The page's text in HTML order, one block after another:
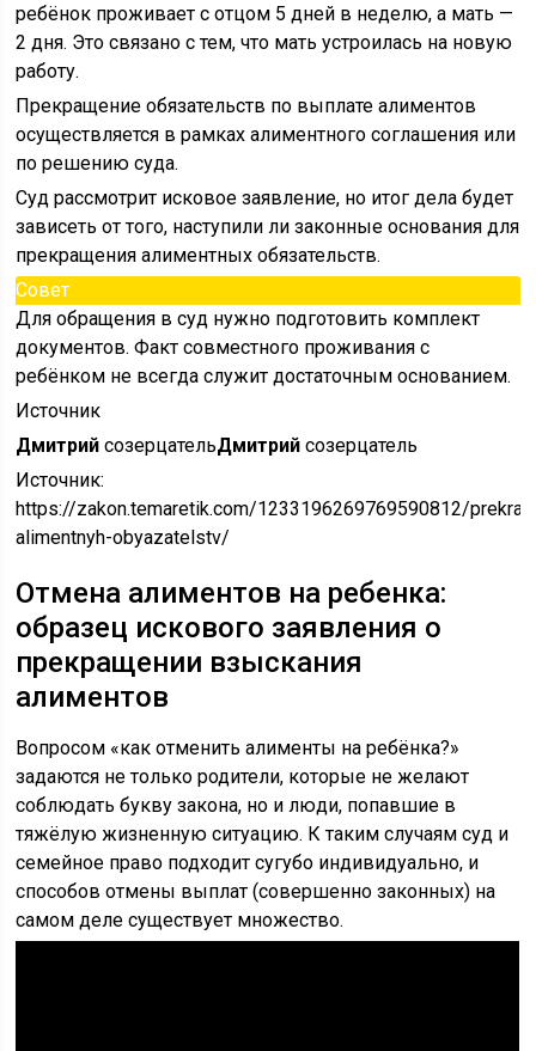
ребёнок проживает с отцом 5 дней в неделю, а мать —
2 дня. Это связано с тем, что мать устроилась на новую
работу.
Прекращение обязательств по выплате алиментов
осуществляется в рамках алиментного соглашения или
по решению суда.
Суд рассмотрит исковое заявление, но итог дела будет
зависеть от того, наступили ли законные основания для
прекращения алиментных обязательств.
Совет
Для обращения в суд нужно подготовить комплект
документов. Факт совместного проживания с
ребёнком не всегда служит достаточным основанием.
Источник
Дмитрий созерцательДмитрий созерцатель
Источник:
https://zakon.temaretik.com/1233196269769590812/
alimentnyh-obyazatelstv/
Отмена алиментов на ребенка:
образец искового заявления о
прекращении взыскания
алиментов
Вопросом «как отменить алименты на ребёнка?»
задаются не только родители, которые не желают
соблюдать букву закона, но и люди, попавшие в
тяжёлую жизненную ситуацию. К таким случаям суд и
семейное право подходит сугубо индивидуально, и
способов отмены выплат (совершенно законных) на
самом деле существует множество.